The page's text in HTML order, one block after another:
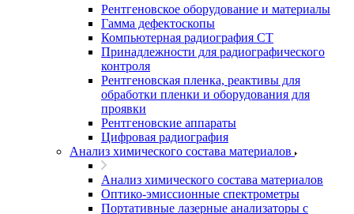
Рентгеновское оборудование и материалы
Гамма дефектоскопы
Компьютерная радиография CT
Принадлежности для радиографического
контроля
Рентгеновская пленка, реактивы для
обработки пленки и оборудования для
проявки
Рентгеновские аппараты
Цифровая радиография
Анализ химического состава материалов
Анализ химического состава материалов
Оптико-эмиссионные спектрометры
Портативные лазерные анализаторы с